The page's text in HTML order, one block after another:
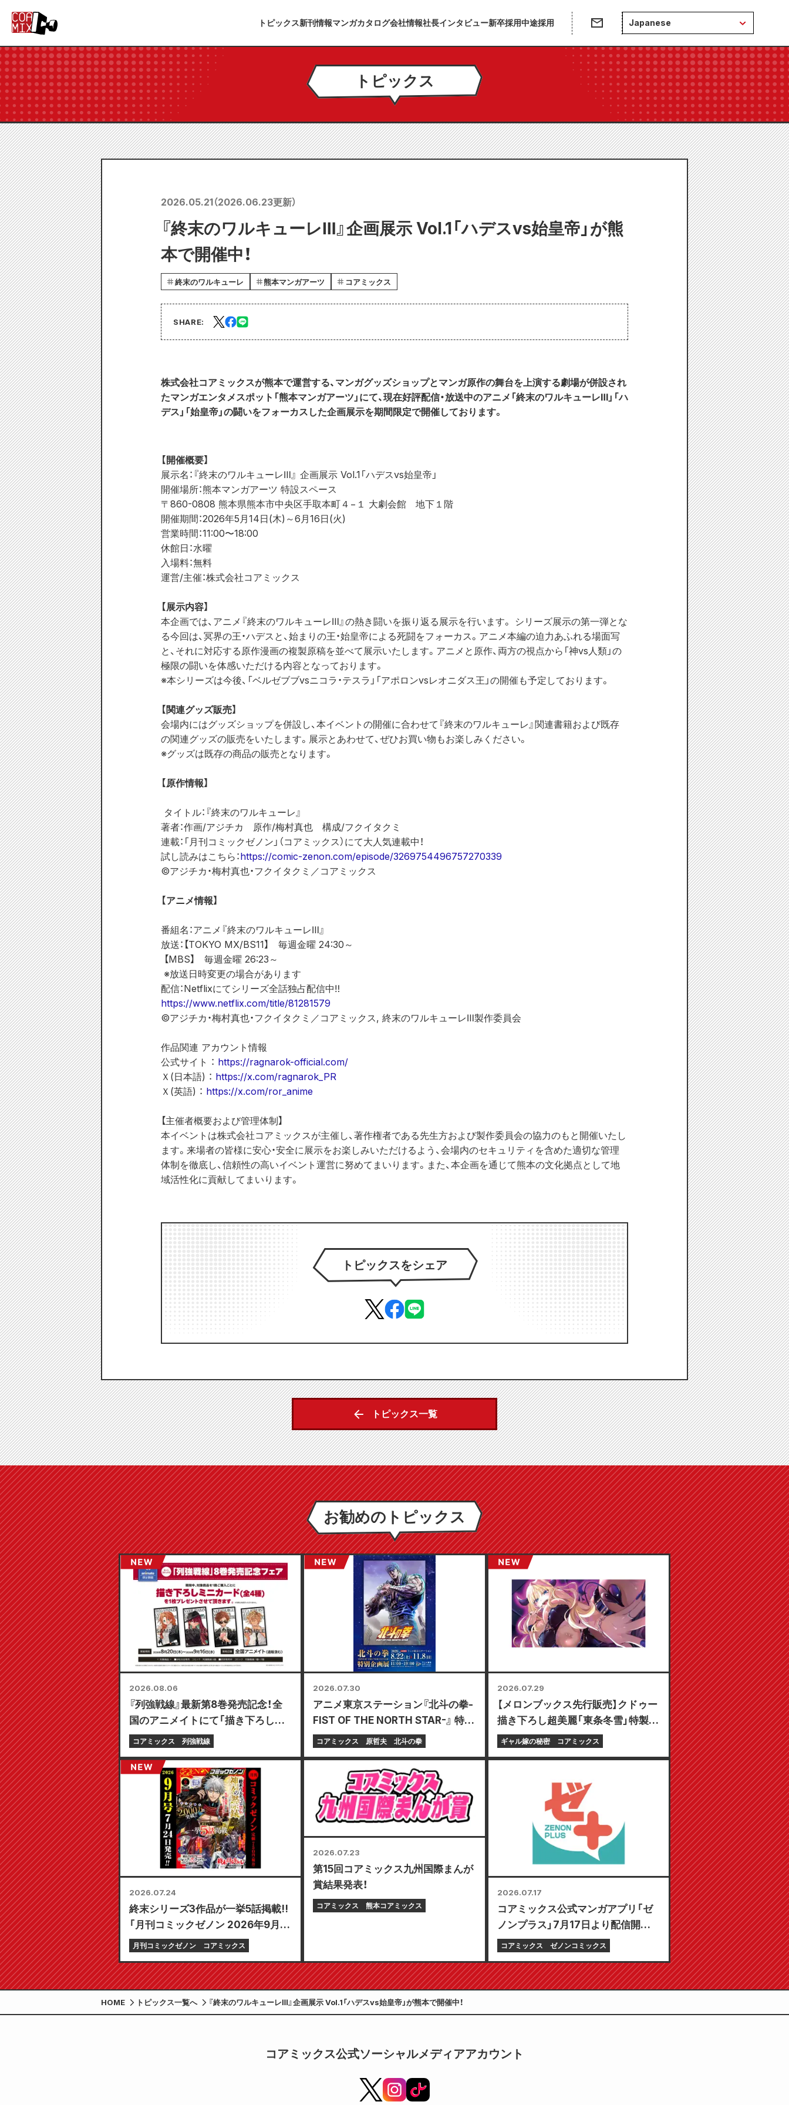
トピックス新刊情報マンガカタログ会社情報社長インタビュー新卒採用中途採用 Japanese
トピックス
2026.05.21（2026.06.23更新）
『終末のワルキューレⅢ』企画展示 Vol.1「ハデスvs始皇帝」が熊
本で開催中！
終末のワルキューレ 熊本マンガアーツ コアミックス
SHARE:
株式会社コアミックスが熊本で運営する、マンガグッズショップとマンガ原作の舞台を上演する劇場が併設され
たマンガエンタメスポット「熊本マンガアーツ」にて、現在好評配信・放送中のアニメ「終末のワルキューレⅢ」「ハ
デス」「始皇帝」の闘いをフォーカスした企画展示を期間限定で開催しております。
【開催概要】
展示名：『終末のワルキューレⅢ』 企画展示 Vol.1「ハデスvs始皇帝」
開催場所：熊本マンガアーツ 特設スペース
〒860-0808 熊本県熊本市中央区手取本町４−１ 大劇会館　地下１階
開催期間：2026年5月14日(木)～6月16日(火)
営業時間：11:00〜18:00
休館日：水曜
入場料：無料
運営/主催：株式会社コアミックス
【展示内容】
本企画では、アニメ『終末のワルキューレⅢ』の熱き闘いを振り返る展示を行います。 シリーズ展示の第一弾とな
る今回は、冥界の王・ハデスと、始まりの王・始皇帝による死闘をフォーカス。アニメ本編の迫力あふれる場面写
と、それに対応する原作漫画の複製原稿を並べて展示いたします。アニメと原作、両方の視点から「神vs人類」の
極限の闘いを体感いただける内容となっております。
※本シリーズは今後、「ベルゼブブvsニコラ・テスラ」「アポロンvsレオニダス王」の開催も予定しております。
【関連グッズ販売】
会場内にはグッズショップを併設し、本イベントの開催に合わせて『終末のワルキューレ』関連書籍および既存
の関連グッズの販売をいたします。展示とあわせて、ぜひお買い物もお楽しみください。
※グッズは既存の商品の販売となります。
【原作情報】
タイトル：『終末のワルキューレ』
著者：作画/アジチカ　原作/梅村真也　構成/フクイタクミ
連載：「月刊コミックゼノン」（コアミックス）にて大人気連載中！
試し読みはこちら：https://comic-zenon.com/episode/3269754496757270339
©アジチカ・梅村真也・フクイタクミ／コアミックス
【アニメ情報】
番組名：アニメ『終末のワルキューレⅢ』
放送：【TOKYO MX/BS11】　毎週金曜 24:30～
【MBS】　毎週金曜 26:23～
※放送日時変更の場合があります
配信：Netflixにてシリーズ全話独占配信中‼
https://www.netflix.com/title/81281579
©アジチカ・梅村真也・フクイタクミ／コアミックス, 終末のワルキューレⅢ製作委員会
作品関連 アカウント情報
公式サイト ： https://ragnarok-official.com/
Ｘ(日本語) ： https://x.com/ragnarok_PR
Ｘ(英語) ： https://x.com/ror_anime
【主催者概要および管理体制】
本イベントは株式会社コアミックスが主催し、著作権者である先生方および製作委員会の協力のもと開催いたし
ます。来場者の皆様に安心・安全に展示をお楽しみいただけるよう、会場内のセキュリティを含めた適切な管理
体制を徹底し、信頼性の高いイベント運営に努めてまいります。また、本企画を通じて熊本の文化拠点として地
域活性化に貢献してまいります。
トピックスをシェア
トピックス一覧
お勧めのトピックス
2026.08.06
『列強戦線』最新第8巻発売記念！全
国のアニメイトにて「描き下ろしミ
ニカード（全4種）」がもらえる限定
フェアが8月20日より開催決定！
コアミックス 列強戦線
2026.07.30
アニメ東京ステーション『北斗の拳-
FIST OF THE NORTH STAR-』 特別
企画展 開催決定!!
コアミックス 原哲夫 北斗の拳
2026.07.29
【メロンブックス先行販売】クドゥー
描き下ろし超美麗「東条冬雪」特製プ
レイマット付き限定セットの予約受
付開始！『ギャル嫁の秘密』最新第6
ギャル嫁の秘密 コアミックス
2026.07.24
終末シリーズ3作品が一挙5話掲載!!
「月刊コミックゼノン 2026年9月
号」7月24日発売!!
月刊コミックゼノン コアミックス
2026.07.23
第15回コアミックス九州国際まんが
賞結果発表！
コアミックス 熊本コアミックス
2026.07.17
コアミックス公式マンガアプリ「ゼ
ノンプラス」7月17日より配信開始！
「選べる初回無料」や「毎日更新」な
コアミックス ゼノンコミックス
HOME トピックス一覧へ 『終末のワルキューレⅢ』企画展示 Vol.1「ハデスvs始皇帝」が熊本で開催中！
コアミックス公式ソーシャルメディアアカウント